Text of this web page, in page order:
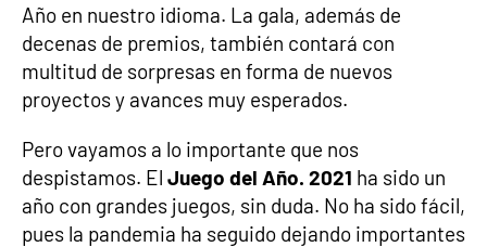
Año en nuestro idioma. La gala, además de
decenas de premios, también contará con
multitud de sorpresas en forma de nuevos
proyectos y avances muy esperados.
Pero vayamos a lo importante que nos
despistamos. El Juego del Año. 2021 ha sido un
año con grandes juegos, sin duda. No ha sido fácil,
pues la pandemia ha seguido dejando importantes